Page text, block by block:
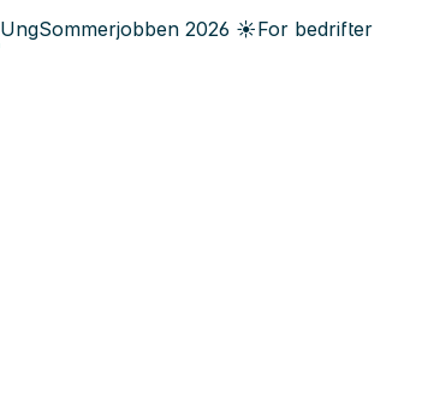
UngSommerjobben 2026 ☀️For bedrifter